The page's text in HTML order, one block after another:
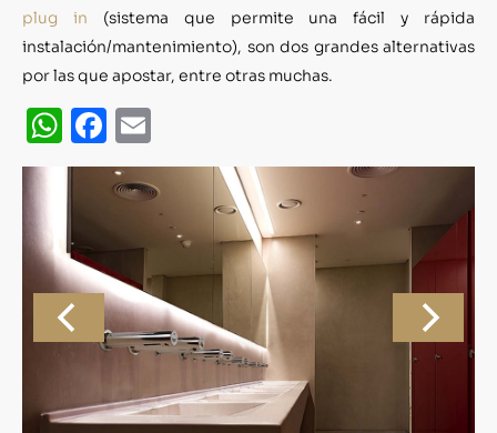
plug in (sistema que permite una fácil y rápida
instalación/mantenimiento), son dos grandes alternativas
por las que apostar, entre otras muchas.
WhatsApp
Facebook